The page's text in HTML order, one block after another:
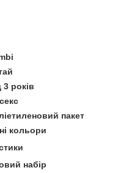
3 років
пакет
кольори
набір